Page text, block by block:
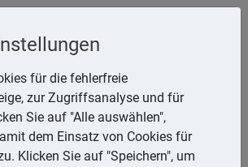
Lexika
Suchen
für die fehlerfreie
zur Zugriffsanalyse und für
Sie auf "Alle auswählen",
dem Einsatz von Cookies für
Klicken Sie auf "Speichern", um